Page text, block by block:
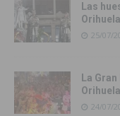
Las
25/07/
La
24/07/